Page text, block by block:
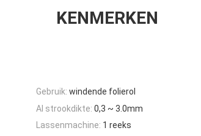
KENMERKEN
Gebruik: windende folierol
Al strookdikte: 0,3 ~ 3.0mm
Lassenmachine: 1 reeks